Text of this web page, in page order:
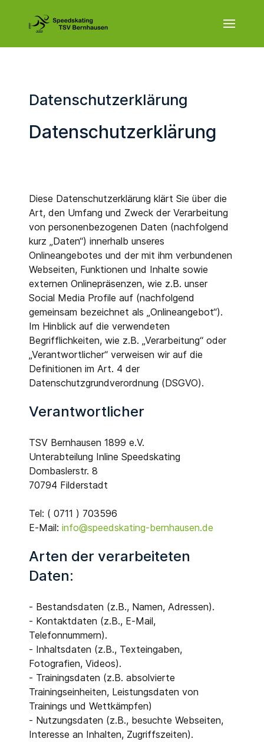
Datenschutzerklärung
Datenschutzerklärung
Diese Datenschutzerklärung klärt Sie über die
Art, den Umfang und Zweck der Verarbeitung
von personenbezogenen Daten (nachfolgend
kurz „Daten“) innerhalb unseres
Onlineangebotes und der mit ihm verbundenen
Webseiten, Funktionen und Inhalte sowie
externen Onlinepräsenzen, wie z.B. unser
Social Media Profile auf (nachfolgend
gemeinsam bezeichnet als „Onlineangebot“).
Im Hinblick auf die verwendeten
Begrifflichkeiten, wie z.B. „Verarbeitung“ oder
„Verantwortlicher“ verweisen wir auf die
Definitionen im Art. 4 der
Datenschutzgrundverordnung (DSGVO).
Verantwortlicher
TSV Bernhausen 1899 e.V.
Unterabteilung Inline Speedskating
Dombaslerstr. 8
70794 Filderstadt
Tel: ( 0711 ) 703596
E-Mail: info@speedskating-bernhausen.de
Arten der verarbeiteten
Daten:
- Bestandsdaten (z.B., Namen, Adressen).
- Kontaktdaten (z.B., E-Mail,
Telefonnummern).
- Inhaltsdaten (z.B., Texteingaben,
Fotografien, Videos).
- Trainingsdaten (z.B. absolvierte
Trainingseinheiten, Leistungsdaten von
Trainings und Wettkämpfen)
- Nutzungsdaten (z.B., besuchte Webseiten,
Interesse an Inhalten, Zugriffszeiten).